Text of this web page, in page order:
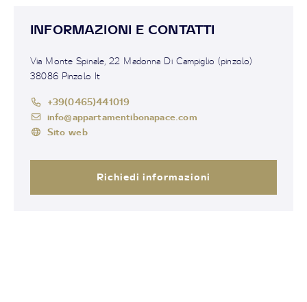
INFORMAZIONI E CONTATTI
Via Monte Spinale, 22 Madonna Di Campiglio (pinzolo)
38086 Pinzolo It
+39(0465)441019
info@appartamentibonapace.com
Sito web
Richiedi informazioni